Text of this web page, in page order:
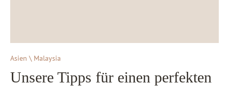
Asien \ Malaysia
Unsere Tipps für einen perfekten